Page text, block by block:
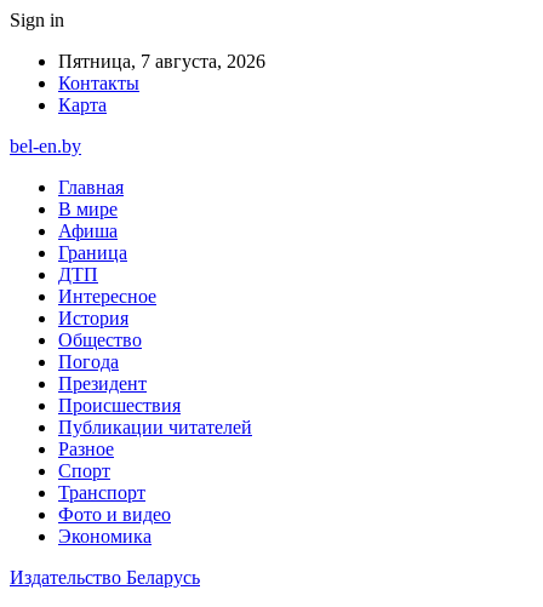
Sign in
Пятница, 7 августа, 2026
Контакты
Карта
bel-en.by
Главная
В мире
Афиша
Граница
ДТП
Интересное
История
Общество
Погода
Президент
Происшествия
Публикации читателей
Разное
Спорт
Транспорт
Фото и видео
Экономика
Издательство Беларусь